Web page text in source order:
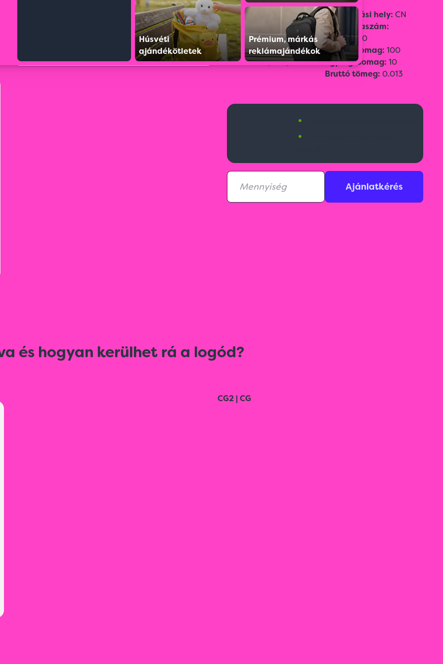
Húsvéti
ajándékötletek
Prémium, márkás
reklámajándékok
Szín:
Méret:
ø 9 cm x 0,5 cm
Emblémázási
technológia:CO
Gravírozás(CG2),
Származási hely: CN
Vámtarifaszám:
45049080
Gyűjtőcsomag: 100
Egységcsomag: 10
Bruttó tömeg: 0.013
•
•
Ajánlatkérés
és hogyan kerülhet rá a logód?
CG2 | CG